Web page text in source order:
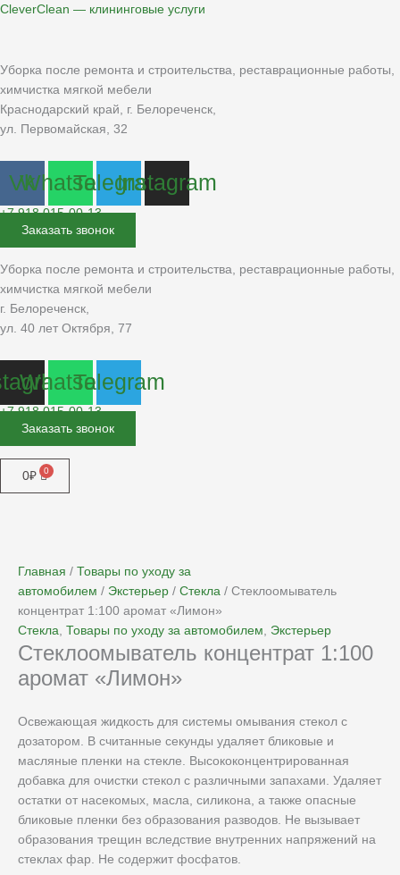
Перейти
CleverClean — клининговые услуги
Уборка после ремонта и строительства, реставрационные работы,
химчистка мягкой мебели
Краснодарский край, г. Белореченск,
ул. Первомайская, 32
Vk
Whatsapp
Telegram
Instagram
+7 918 015-00-13
Заказать звонок
Уборка после ремонта и строительства, реставрационные работы,
химчистка мягкой мебели
г. Белореченск,
ул. 40 лет Октября, 77
Whatsapp
Telegram
+7 918 015-00-13
Заказать звонок
Меню
0₽
Главная / Товары по уходу за
автомобилем / Экстерьер / Стекла / Стеклоомыватель
концентрат 1:100 аромат «Лимон»
Стекла Товары по уходу за автомобилем Экстерьер
Стеклоомыватель концентрат 1:100
аромат «Лимон»
Освежающая жидкость для системы омывания стекол с
дозатором. В считанные секунды удаляет бликовые и
масляные пленки на стекле. Высококонцентрированная
добавка для очистки стекол с различными запахами. Удаляет
остатки от насекомых, масла, силикона, а также опасные
бликовые пленки без образования разводов. Не вызывает
образования трещин вследствие внутренних напряжений на
стеклах фар. Не содержит фосфатов.